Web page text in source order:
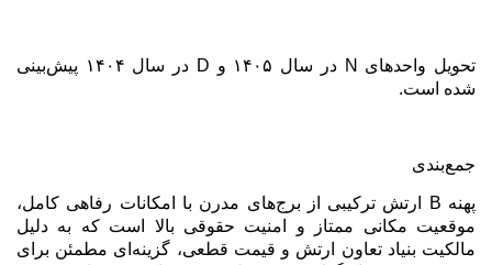
تحویل واحدهای Nدر سال ۱۴۰۵ و D
در سال ۱۴۰۴ پیش‌بینی
شده است.
جمع‌بندی
پهنه B
ارتش ترکیبی از برج‌های مدرن با امکانات رفاهی کامل،
موقعیت مکانی ممتاز و امنیت حقوقی بالا است که به دلیل
مالکیت بنیاد تعاون ارتش و قیمت قطعی، گزینه‌ای مطمئن برای